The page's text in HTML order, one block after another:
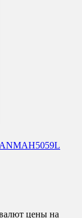
цены на